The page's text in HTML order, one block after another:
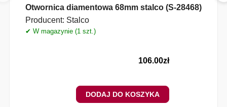
Otwornica diamentowa 68mm stalco (S-28468)
Producent: Stalco
✔ W magazynie (1 szt.)
106.00zł
DODAJ DO KOSZYKA